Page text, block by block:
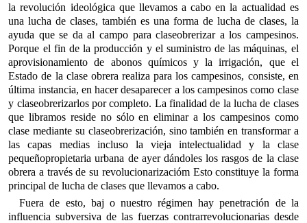
la revolución ideológica que llevamos a cabo en la actualidad es
una lucha de clases, también es una forma de lucha de clases, la
ayuda que se da al campo para claseobrerizar a los campesinos.
Porque el fin de la producción y el suministro de las máquinas, el
aprovisionamiento de abonos químicos y la irrigación, que el
Estado de la clase obrera realiza para los campesinos, consiste, en
última instancia, en hacer desaparecer a los campesinos como clase
y claseobrerizarlos por completo. La finalidad de la lucha de clases
que libramos reside no sólo en eliminar a los campesinos como
clase mediante su claseobrerización, sino también en transformar a
las capas medias incluso la vieja intelectualidad y la clase
pequeñopropietaria urbana de ayer dándoles los rasgos de la clase
obrera a través de su revolucionarizacióm Esto constituye la forma
principal de lucha de clases que llevamos a cabo.
Fuera de esto, baj o nuestro régimen hay penetración de la
influencia subversiva de las fuerzas contrarrevolucionarias desde